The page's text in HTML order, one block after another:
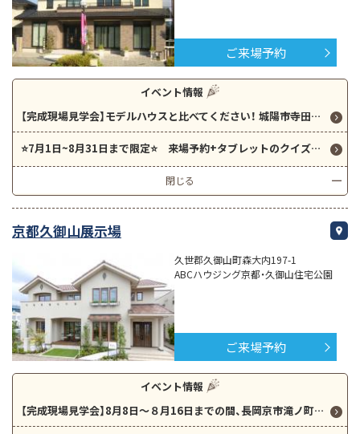
ご来場予約
イベント情報
【完成現場見学会】モデルハウスと比べてください！ 城陽市寺田にて３０坪 GRAND SMARTの宿泊体験棟を見学できます！ご予約お待ちしております！
⭐7月1日~8月31日まで限定⭐ 来場予約+タブレットのクイズに全問正解で、今なら最大6000円分のクオカードプレゼント！ 補助金や住宅ローンのご相談も承っております。
閉じる
京都久御山展示場
久世郡久御山町森大内197-1
ABCハウジング京都・久御山住宅公園
ご来場予約
イベント情報
【完成現場見学会】8月8日～８月16日までの間、長岡京市滝ノ町にて2階建て34坪 GRAND SMRATの新築引渡し前の物件を見学できます！！